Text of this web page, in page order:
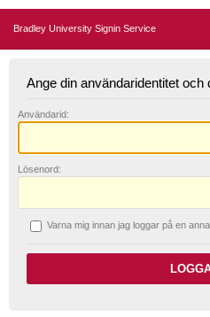
Bradley University Signin Service
Ange din användaridentitet och
Användarid:
L ösenord:
Varna mig innan jag loggar på en